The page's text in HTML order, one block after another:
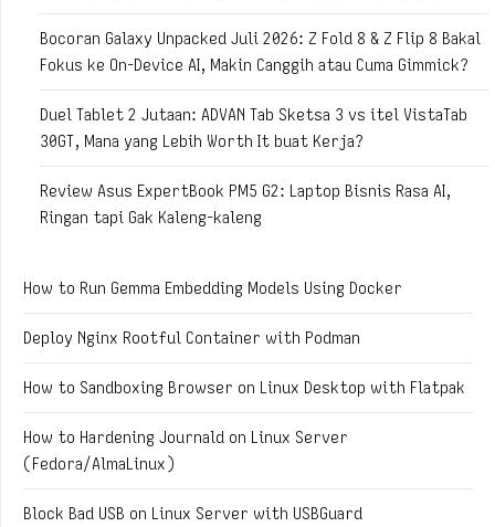
Bocoran Galaxy Unpacked Juli 2026: Z Fold 8 & Z Flip 8 Bakal
Fokus ke On-Device AI, Makin Canggih atau Cuma Gimmick?
Duel Tablet 2 Jutaan: ADVAN Tab Sketsa 3 vs itel VistaTab
30GT, Mana yang Lebih Worth It buat Kerja?
Review Asus ExpertBook PM5 G2: Laptop Bisnis Rasa AI,
Ringan tapi Gak Kaleng-kaleng
How to Run Gemma Embedding Models Using Docker
Deploy Nginx Rootful Container with Podman
How to Sandboxing Browser on Linux Desktop with Flatpak
How to Hardening Journald on Linux Server
(Fedora/AlmaLinux)
Block Bad USB on Linux Server with USBGuard